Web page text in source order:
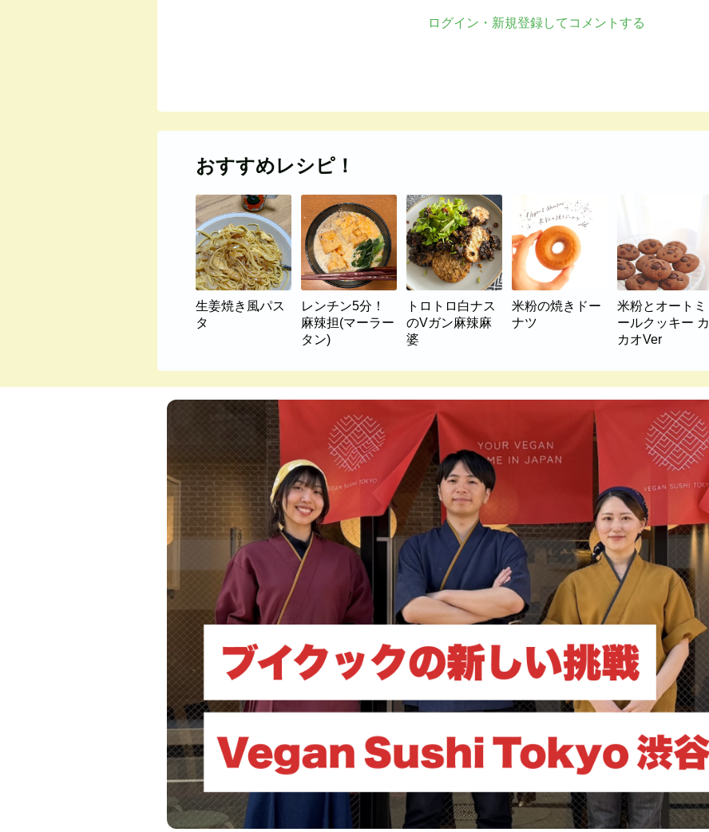
ログイン・新規登録してコメントする
おすすめレシピ！
生姜焼き風パス
タ
レンチン5分！
麻辣担(マーラー
タン)
トロトロ白ナス
のVガン麻辣麻
婆
米粉の焼きドー
ナツ
米粉とオートミ
ールクッキー カ
カオVer